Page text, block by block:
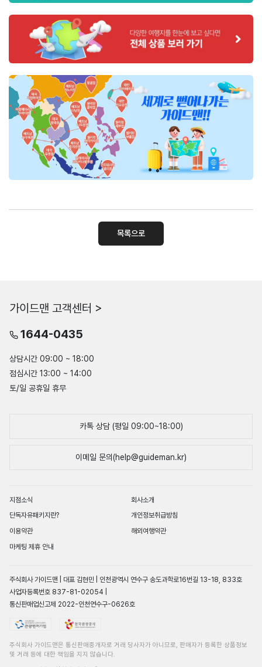
목록으로
가이드맨 고객센터 >
1644-0435
상담시간 09:00 ~ 18:00
점심시간 13:00 ~ 14:00
토/일 공휴일 휴무
카톡 상담 (평일 09:00~18:00)
이메일 문의(help@guideman.kr)
지점소식
회사소개
단독자유패키지란?
개인정보취급방침
이용약관
해외여행약관
마케팅 제휴 안내
주식회사 가이드맨 | 대표 김현민 | 인천광역시 연수구 송도과학로16번길 13-18, 833호
사업자등록번호 837-81-02054 |
통신판매업신고제 2022-인천연수구-0626호
주식회사 가이드맨은 통신판매중개자로 거래 당사자가 아니므로, 판매자가 등록한 상품정보
및 거래 등에 대한 책임을 지지 않습니다.